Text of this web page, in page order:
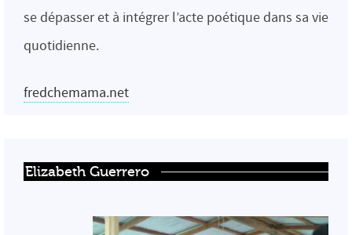
se dépasser et à intégrer l’acte poétique dans sa vie
quotidienne.
fredchemama.net
Elizabeth Guerrero